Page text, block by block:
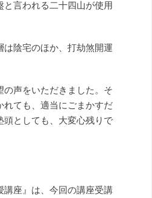
言われる二十四山が使用
陰宅のほか、打劫煞開運
声をいただきました。そ
ても、適当にごまかすだ
としても、大変心残りで
座』は、今回の講座受講